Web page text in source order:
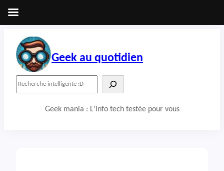
contenu
Geek au quotidien
Geek mania : L'info tech testée pour vous